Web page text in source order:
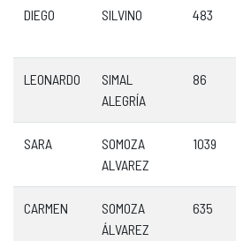
DIEGO SILVINO 483
LEONARDO
SIMAL
ALEGRÍA
86
SARA
SOMOZA
ALVAREZ
1039
CARMEN
SOMOZA
ÁLVAREZ
635